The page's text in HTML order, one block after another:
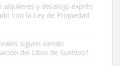
alquileres y desalojo exprés
con la Ley de Propiedad
siguen siendo
del Libro de Sueldos?